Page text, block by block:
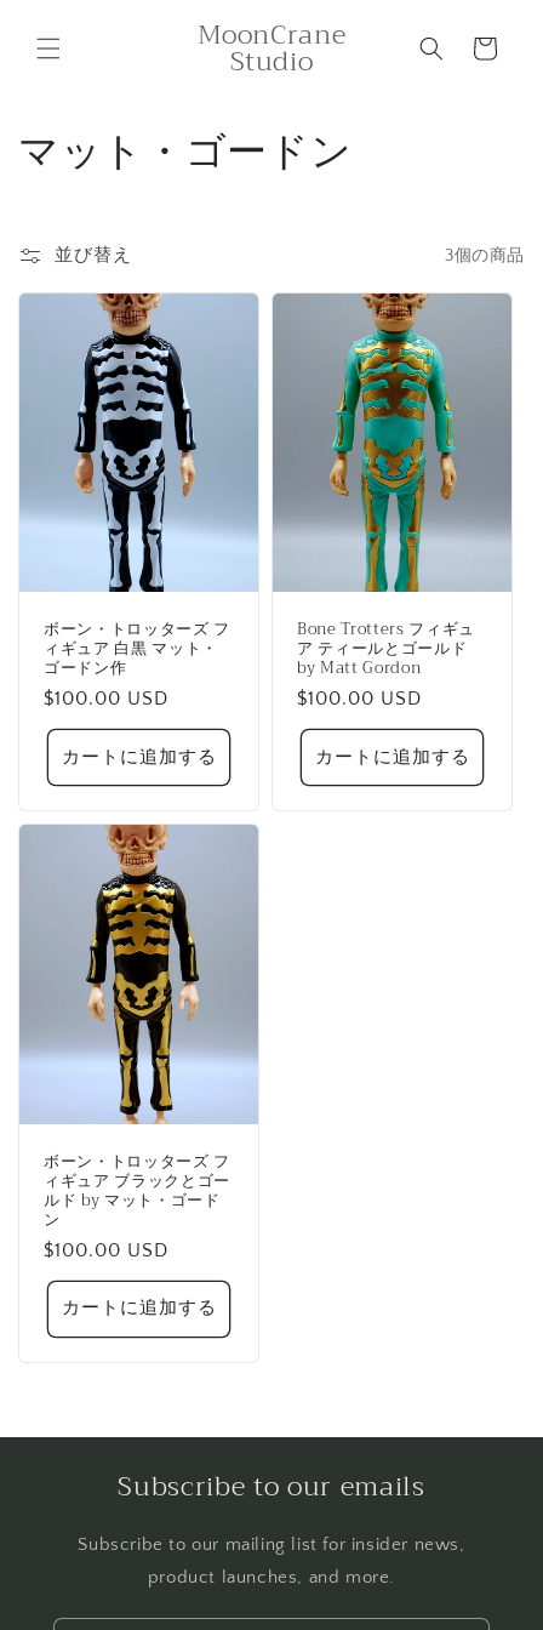
進む
MoonCrane
Studio
ー
コ
ク
シ
マット・ゴードン
並び替え 3個の商品
ボーン・トロッターズ フ
ィギュア 白黒 マット・
ゴードン作
通
常
格
$100.00 USD
カートに追加する
Bone Trotters フィギュ
ア ティールとゴールド
by Matt Gordon
通
常
格
$100.00 USD
カートに追加する
ボーン・トロッターズ フ
ィギュア ブラックとゴー
ルド by マット・ゴード
ン
通
常
格
$100.00 USD
カートに追加する
Subscribe to our emails
Subscribe to our mailing list for insider news,
product launches, and more.